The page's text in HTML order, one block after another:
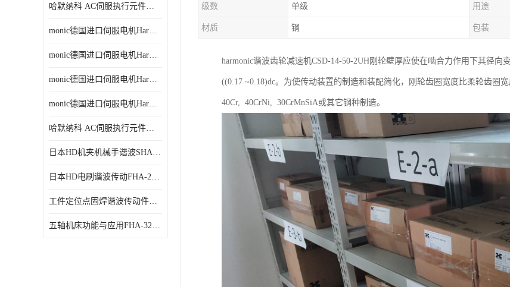
哈默纳科 AC伺服执行元件扁平型SHA系列 议价
monic德国进口伺服电机Har中国总代理单价
monic德国进口伺服电机Har中国总代理代理
monic德国进口伺服电机Har中国总代理公司
monic德国进口伺服电机Har中国总代理供应
哈默纳科 AC伺服执行元件扁平型SHA系列
日本HD机夹机械手谐波SHA32A120CG-B12B
日本HD电刷谐波传动FHA-25C-50-E250-C
工件定位点固焊谐波传动件哈默纳科CSF-45-100-2UH
五轴机床功能与应用FHA-32C-50-US250
级数 单级 用途
材质 钢 包装
harmonic谐波齿轮减速机CSD-14-50-2UH刚轮壁厚应使在啮合力作用下其径
((0.17 ~0.18)dc。为使传动装置的制造和装配简化，刚轮齿圈宽度比柔轮齿圈
40Cr, 40CrNi, 30CrMnSiA或其它钢种制造。